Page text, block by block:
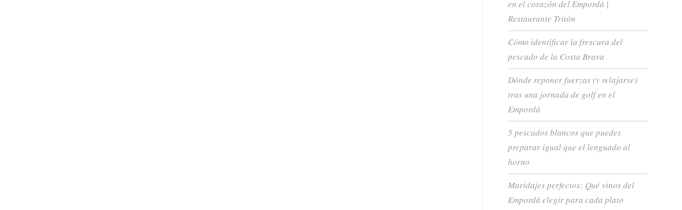
en el corazón del Empordà |
Restaurante Tritón
Cómo identificar la frescura del
pescado de la Costa Brava
Dónde reponer fuerzas (y relajarse)
tras una jornada de golf en el
Empordà
5 pescados blancos que puedes
preparar igual que el lenguado al
horno
Maridajes perfectos: Qué vinos del
Empordà elegir para cada plato